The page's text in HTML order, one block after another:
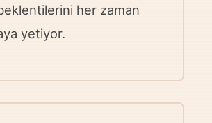
her zaman
yetiyor.